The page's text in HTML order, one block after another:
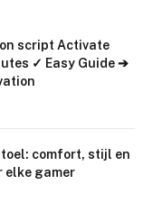
script Activate
✓ Easy Guide ➔
comfort, stijl en
elke gamer